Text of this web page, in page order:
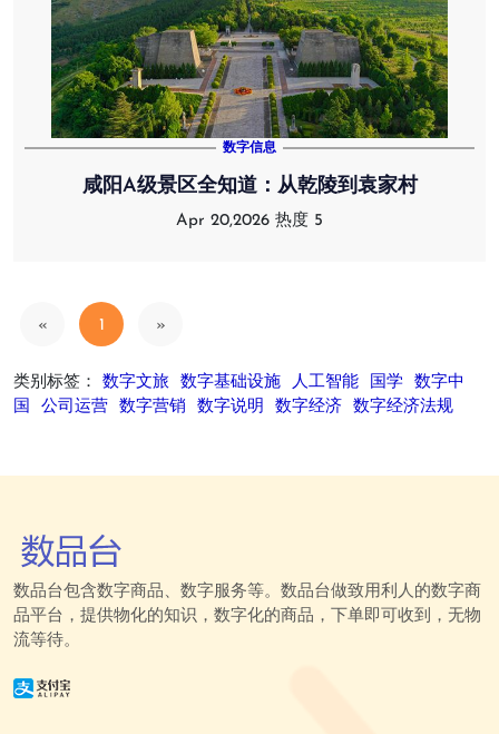
数字信息
咸阳A级景区全知道：从乾陵到袁家村
Apr 20,2026 热度 5
« 1 »
类别标签： 数字文旅 数字基础设施 人工智能 国学
数字中
国
公司运营 数字营销 数字说明 数字经济 数字经济法规
数品台包含数字商品、数字服务等。数品台做致用利人的数字商
品平台，提供物化的知识，数字化的商品，下单即可收到，无物
流等待。